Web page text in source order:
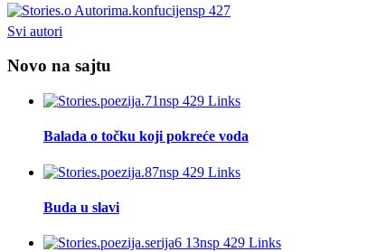
Svi autori
Novo na sajtu
Balada o točku koji pokreće voda
Buda u slavi